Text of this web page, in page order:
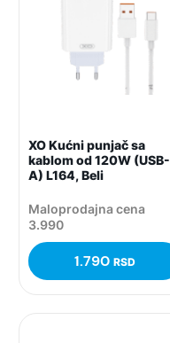
XO Kućni punjač sa
kablom od 120W (USB-
A) L164, Beli
Maloprodajna cena
3.990
1.790 RSD